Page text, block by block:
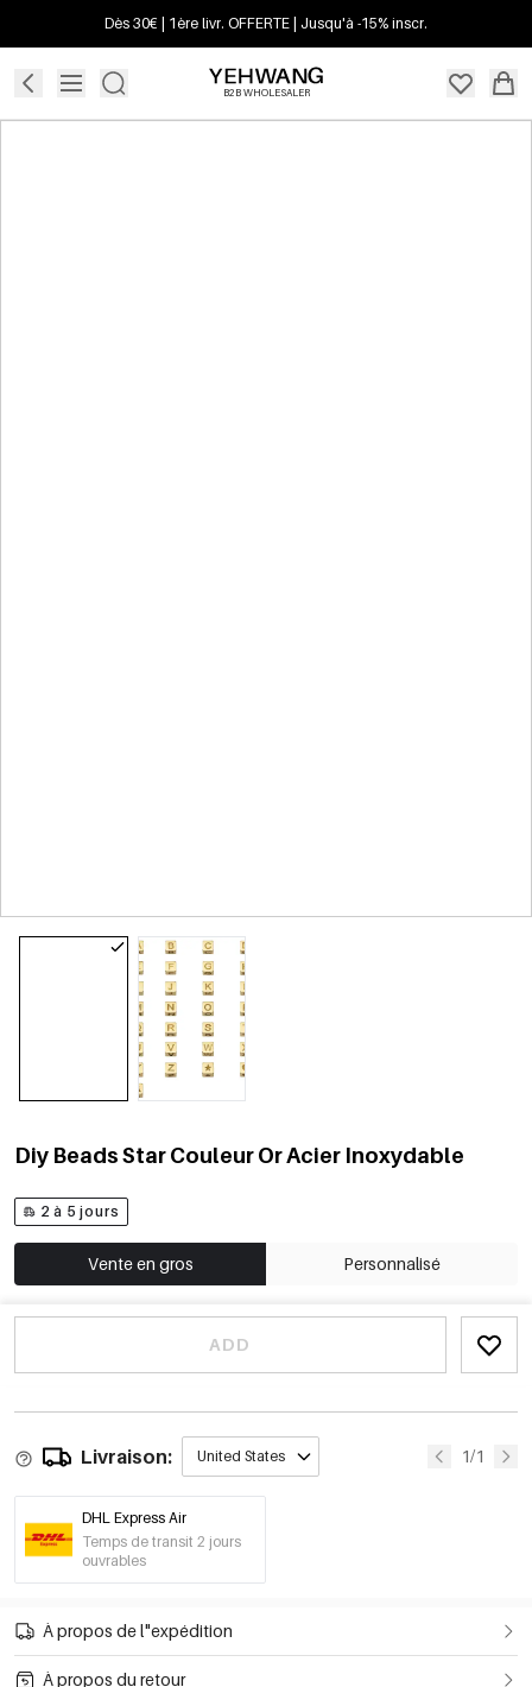
Dès 30€ | 1ère livr. OFFERTE | Jusqu'à -15% inscr.
B2B WHOLESALER
Diy Beads Star Couleur Or Acier Inoxydable
2 à 5 jours
Vente en gros Personnalisé
ADD
Livraison: United States 1/1
DHL Express Air
Temps de transit 2 jours
ouvrables
À propos de l"expédition
À propos du retour